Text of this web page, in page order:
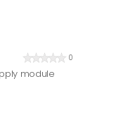
0
module